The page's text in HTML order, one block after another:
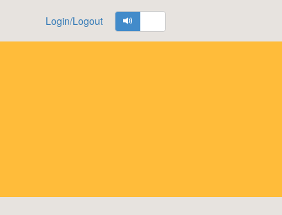
Login/Logout